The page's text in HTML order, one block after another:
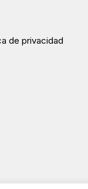
de privacidad